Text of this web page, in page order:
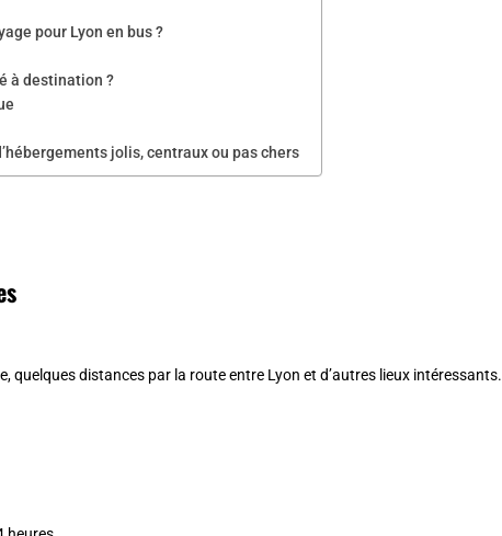
pour Lyon en bus ?
à destination ?
jolis, centraux ou pas chers
quelques distances par la route entre Lyon et d’autres lieux intéressants.